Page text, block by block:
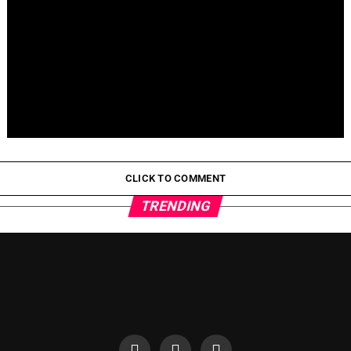
Pepeto Preventa: ¿Por Qué Está Ganando Popularidad?
CLICK TO COMMENT
TRENDING